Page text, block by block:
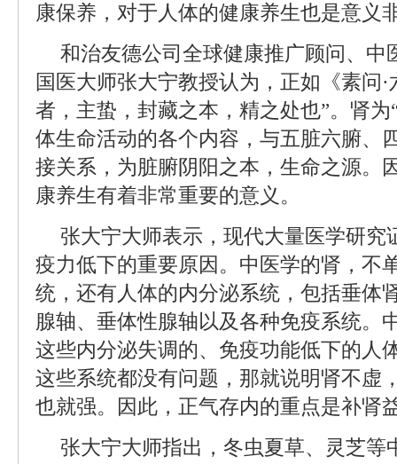
康保养，对于人体的健康养生也是意义
和治友德公司全球健康推广顾问、中
国医大师张大宁教授认为，正如《素问
者，主蛰，封藏之本，精之处也”。肾
体生命活动的各个内容，与五脏六腑、
接关系，为脏腑阴阳之本，生命之源。
康养生有着非常重要的意义。
张大宁大师表示，现代大量医学研究
疫力低下的重要原因。中医学的肾，不
统，还有人体的内分泌系统，包括垂体
腺轴、垂体性腺轴以及各种免疫系统。
这些内分泌失调的、免疫功能低下的人
这些系统都没有问题，那就说明肾不虚
也就强。因此，正气存内的重点是补肾
张大宁大师指出，冬虫夏草、灵芝等